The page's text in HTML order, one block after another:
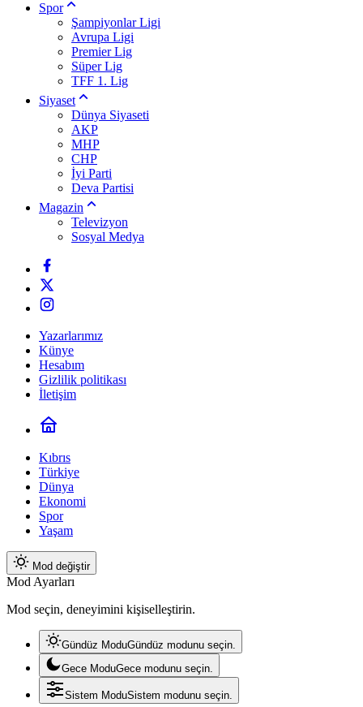
Spor
Şampiyonlar Ligi
Avrupa Ligi
Premier Lig
Süper Lig
TFF 1. Lig
Siyaset
Dünya Siyaseti
AKP
MHP
CHP
İyi Parti
Deva Partisi
Magazin
Televizyon
Sosyal Medya
Yazarlarımız
Künye
Hesabım
Gizlilik politikası
İletişim
Kıbrıs
Türkiye
Dünya
Ekonomi
Spor
Yaşam
Mod değiştir
Mod Ayarları
Mod seçin, deneyimini kişiselleştirin.
Gündüz ModuGündüz modunu seçin.
Gece ModuGece modunu seçin.
Sistem ModuSistem modunu seçin.